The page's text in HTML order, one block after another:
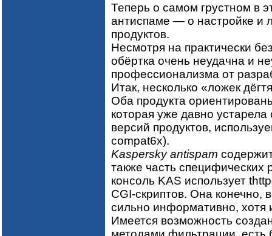
Теперь о самом грустном в
антиспаме — о настройке и
продуктов.
Несмотря на практически
обёртка очень неудачна и
профессионализма от
Итак, несколько «ложек
Оба продукта
которая уже давно устарела
версий продуктов,
compat6x).
Kaspersky antispam
также часть специфических
консоль KAS использует
CGI-скриптов. Она конечно,
сильно информативно, хотя
Имеется возможность